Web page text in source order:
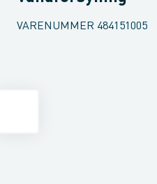
VARENUMMER 484151005